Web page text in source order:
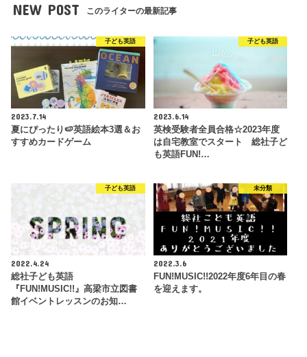
NEW POST このライターの最新記事
子ども英語
2023.7.14
夏にぴったり🍉英語絵本3選＆お
すすめカードゲーム
子ども英語
2023.6.14
英検受験者全員合格☆2023年度
は自宅教室でスタート 総社子ど
も英語FUN!…
子ども英語
2022.4.24
総社子ども英語
『FUN!MUSIC!!』高梁市立図書
館イベントレッスンのお知…
未分類
2022.3.6
FUN!MUSIC!!2022年度6年目の春
を迎えます。